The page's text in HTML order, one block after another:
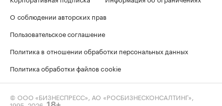
О соблюдении авторских прав
Пользовательское соглашение
Политика в отношении обработки персональных данных
Политика обработки файлов cookie
© ООО «БИЗНЕСПРЕСС», АО «РОСБИЗНЕСКОНСАЛТИНГ»,